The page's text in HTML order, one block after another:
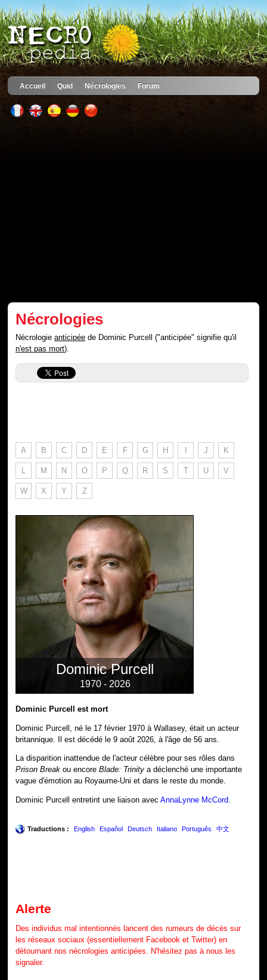
Accueil Quid Nécrologies Forum
Nécrologies
Nécrologieanticipée de Dominic Purcell ("anticipée" signifie qu'il
n'est pas mort).
A B C D E F G H I J K
L M N O P Q R S T U V
W X Y Z
Dominic Purcell
1970 - 2026
Dominic Purcell est mort
Dominic Purcell, né le 17 février 1970 à Wallasey, était un acteur
britannique. Il est décédé le 9 août 2026, à l'âge de 56 ans.
La disparition inattendue de l'acteur célèbre pour ses rôles dans
Prison Break ou encoreBlade: Trinity a déclenché une importante
vague d'émotion au Royaume-Uni et dans le reste du monde.
Dominic Purcell entretint une liaison avecAnnaLynne McCord.
Traductions : English Español Deutsch Italiano Português 中文
Alerte
Des individus mal intentionnés lancent des rumeurs de décès sur
les réseaux sociaux (essentiellement Facebook et Twitter) en
détournant nos nécrologies anticipées. N'hésitez pas à nous les
signaler.